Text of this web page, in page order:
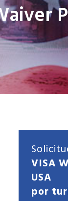
VISA
USA
por